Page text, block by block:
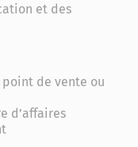
et des
de vente ou
d’affaires